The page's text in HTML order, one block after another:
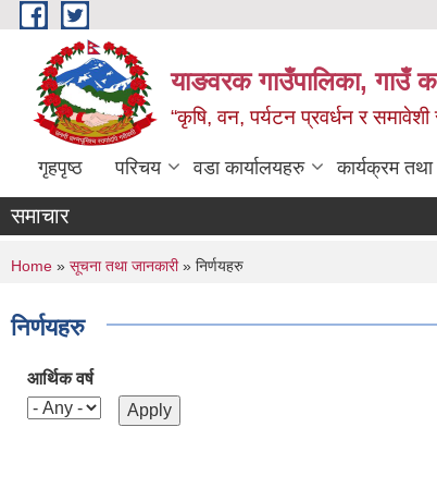
Skip to main content
याङवरक गाउँपालिका, गाउँ
“कृषि, वन, पर्यटन प्रवर्धन र
गृहपृष्ठ परिचय वडा कार्यालयहरु कार्यक्रम तथा
समाचार
You are here
Home » सूचना तथा जानकारी» निर्णयहरु
निर्णयहरु
आर्थिक वर्ष